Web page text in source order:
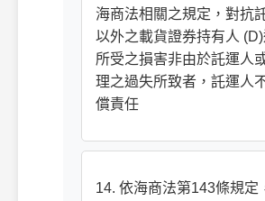
海商法相關之規定，對抗
以外之載貨證券持有人
所受之損害非由於託運人
理之過失所致者，託運人
償責任
14. 依海商法第143條規定